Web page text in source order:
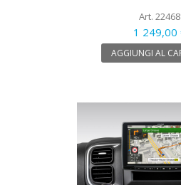
Art. 22468
1 249,00
AGGIUNGI AL